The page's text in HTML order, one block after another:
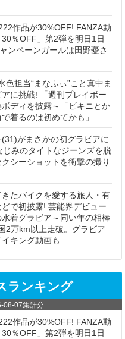
作品が30%OFF! FANZA動
％OFF」第2弾を明日1日
ンペーンガールは田野憂さ
色担当“まなふぃ”こと真中ま
に挑戦! 「週刊プレイボー
ディを披露～「ビキニとか
着るのは初めてかも」
がまさかの初グラビアに
みのタイトなジーンズを脱
シーショットを衝撃の撮り
たバイクを愛する旅人・有
で初披露! 芸能界デビュー
着グラビア～同い年の相棒
2万km以上走破。グラビア
キング動画も
ランキング
08-07集計分
作品が30%OFF! FANZA動
％OFF」第2弾を明日1日